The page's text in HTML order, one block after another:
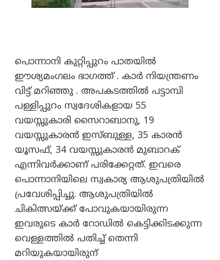
പൊന്നാനി കുറ്റിപ്പുറം പാതയിൽ
ഈശ്യമംഗലം ഭാഗത്ത് . കാർ നിയന്ത്രണം
വിട്ട് മറിഞ്ഞു . അപകടത്തിൽ പട്ടാമ്പി
പള്ളിപ്പുറം സ്വദേശികളായ 55
വയസ്സുകാരി സൈറാബാനു, 19
വയസ്സുകാരൻ ഇസ്ബുള്ള, 35 കാരൻ
യൂസഫ്, 34 വയസ്സുകാരൻ മുബാറക്
എന്നിവർക്കാണ് പരിക്കേറ്റത്. ഇവരെ
പൊന്നാനിയിലെ സ്വകാര്യ ആശുപത്രിയിൽ
പ്രവേശിപ്പിച്ചു. ആശുപത്രിയിൽ
ചികിത്സയ്ക്ക് പോവുകയായിരുന്ന
ഇവരുടെ കാർ റോഡിൽ കെട്ടിക്കിടക്കുന്ന
വെള്ളത്തിൽ പതിച്ച് തെന്നി
മറിയുകയായിരുന്